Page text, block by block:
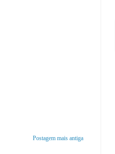
Postagem mais antiga